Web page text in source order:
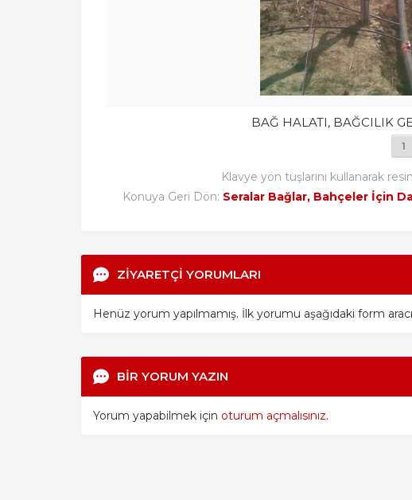
BAĞ HALATI, BAĞCILIK
1
Klavye yön tuşlarını kullanarak
Konuya Geri Dön: Seralar Bağlar, Bahçeler İçin
ZİYARETÇİ YORUMLARI
Henüz yorum yapılmamış. İlk yorumu aşağıdaki form
BİR YORUM YAZIN
Yorum yapabilmek için oturum açmalısınız.